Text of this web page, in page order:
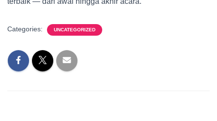
Categories: UNCATEGORIZED